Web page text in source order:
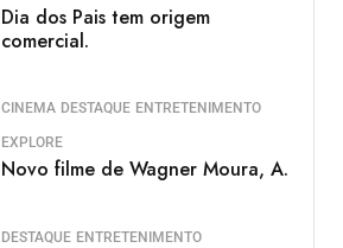
Dia dos Pais tem origem
comercial.
CINEMA DESTAQUE ENTRETENIMENTO
EXPLORE
Novo filme de Wagner Moura, A.
DESTAQUE ENTRETENIMENTO